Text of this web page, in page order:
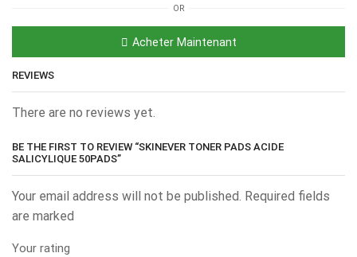
OR
Acheter Maintenant
REVIEWS
There are no reviews yet.
BE THE FIRST TO REVIEW “SKINEVER TONER PADS ACIDE
SALICYLIQUE 50PADS”
Your email address will not be published. Required fields
are marked
Your rating